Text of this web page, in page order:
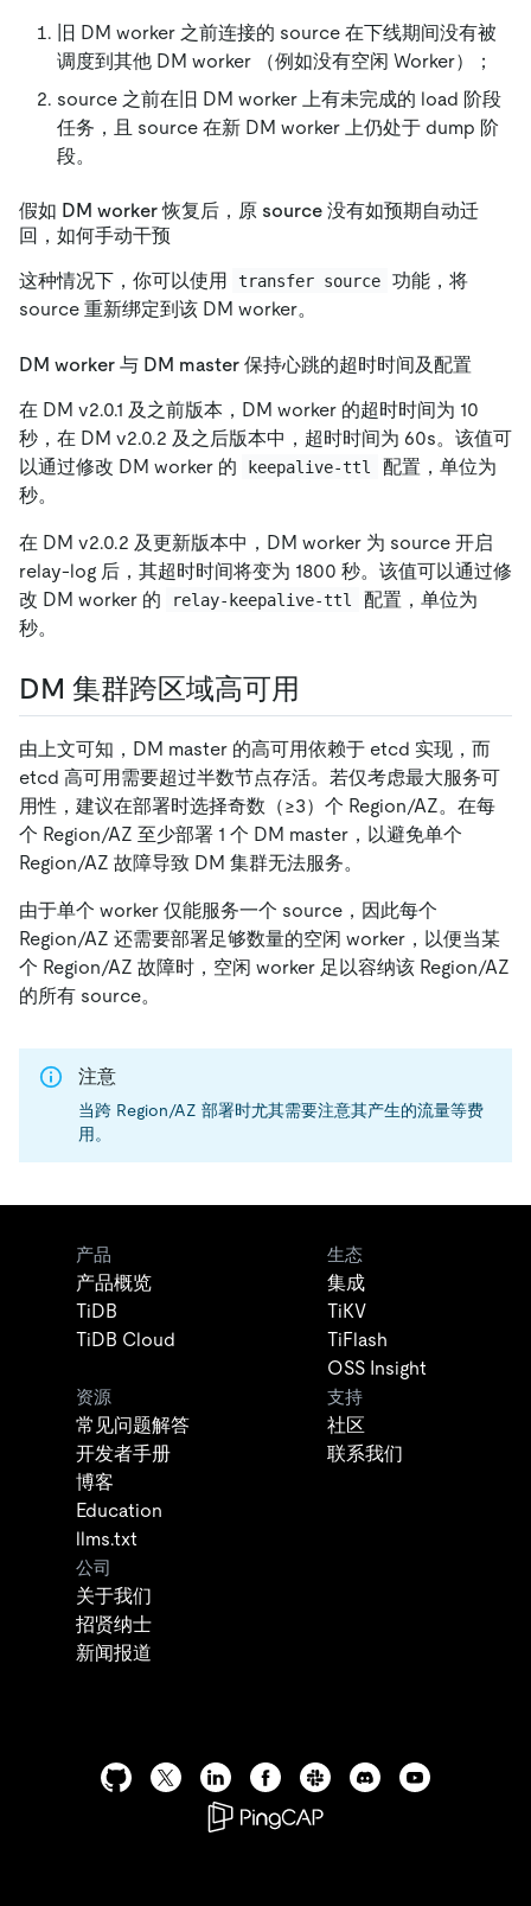
旧 DM worker 之前连接的 source 在下线期间没有被
调度到其他 DM worker （例如没有空闲 Worker）；
source 之前在旧 DM worker 上有未完成的 load 阶段
任务，且 source 在新 DM worker 上仍处于 dump 阶
段。
假如 DM worker 恢复后，原 source 没有如预期自动迁
回，如何手动干预
这种情况下，你可以使用
transfer source
功能，将
source 重新绑定到该 DM worker。
DM worker 与 DM master 保持心跳的超时时间及配置
在 DM v2.0.1 及之前版本，DM worker 的超时时间为 10
秒，在 DM v2.0.2 及之后版本中，超时时间为 60s。该值可
以通过修改 DM worker 的
keepalive-ttl
配置，单位为
秒。
在 DM v2.0.2 及更新版本中，DM worker 为 source 开启
relay-log 后，其超时时间将变为 1800 秒。该值可以通过修
改 DM worker 的
relay-keepalive-ttl
配置，单位为
秒。
DM 集群跨区域高可用
由上文可知，DM master 的高可用依赖于 etcd 实现，而
etcd 高可用需要超过半数节点存活。若仅考虑最大服务可
用性，建议在部署时选择奇数（≥3）个 Region/AZ。在每
个 Region/AZ 至少部署 1 个 DM master，以避免单个
Region/AZ 故障导致 DM 集群无法服务。
由于单个 worker 仅能服务一个 source，因此每个
Region/AZ 还需要部署足够数量的空闲 worker，以便当某
个 Region/AZ 故障时，空闲 worker 足以容纳该 Region/AZ
的所有 source。
注意
当跨 Region/AZ 部署时尤其需要注意其产生的流量等费
用。
产品
产品概览
TiDB
TiDB Cloud
生态
集成
TiKV
TiFlash
OSS Insight
资源
常见问题解答
开发者手册
博客
Education
llms.txt
支持
社区
联系我们
公司
关于我们
招贤纳士
新闻报道